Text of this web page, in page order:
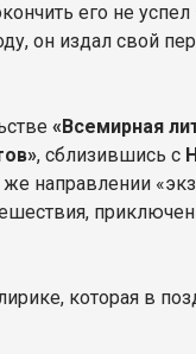
его не
он издал свой
«Всемирная
, сблизившись с
направлении
которая в